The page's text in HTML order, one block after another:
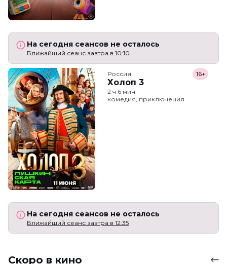
На сегодня сеансов не осталось
Ближайший сеанс завтра в 10:10
Россия
Холоп 3
16+
2 ч 6 мин
комедия, приключения
На сегодня сеансов не осталось
Ближайший сеанс завтра в 12:35
Скоро в кино